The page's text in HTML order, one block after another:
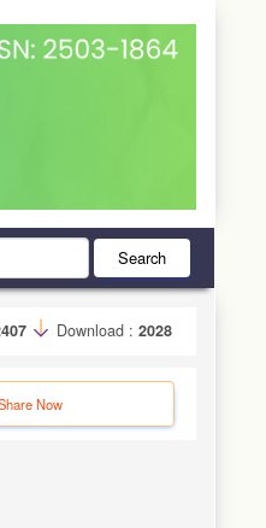
Search
Download : 2028
Now